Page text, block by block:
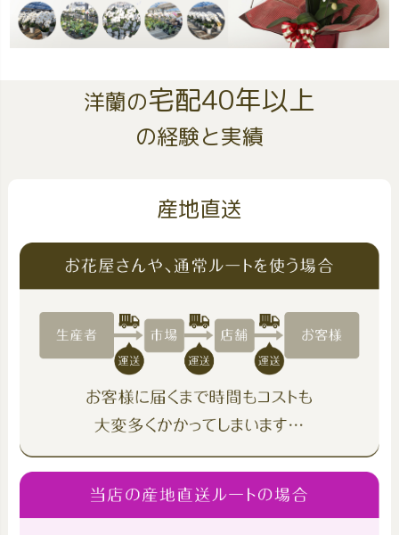
洋蘭の宅配40年以上
の経験と実績
産地直送